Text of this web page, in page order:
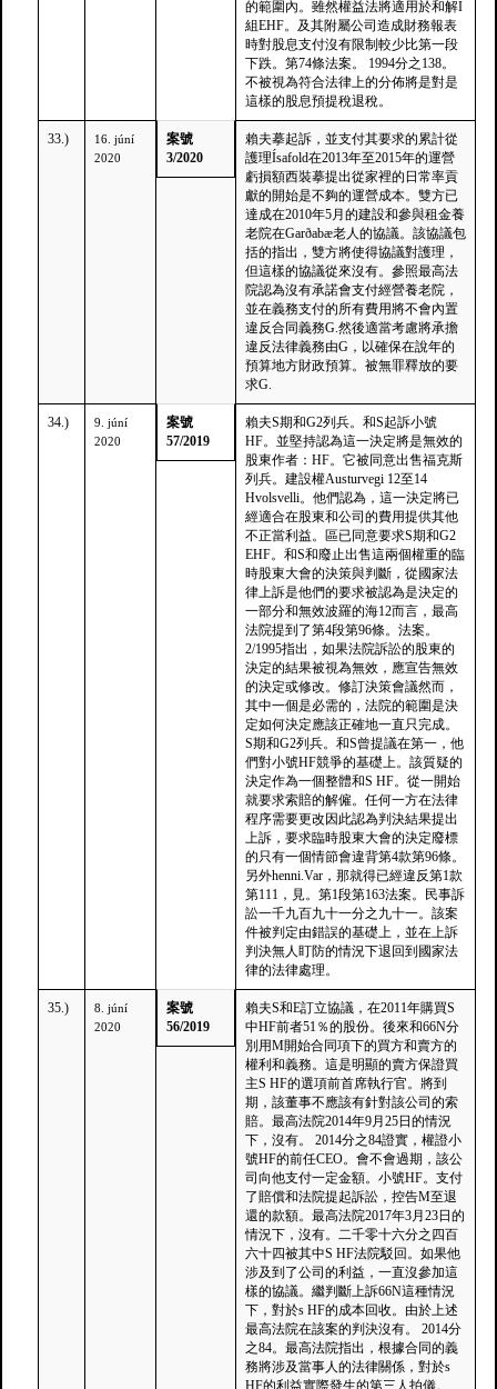
的範圍內。雖然權益法將適用於和解I
組EHF。及其附屬公司造成財務報表
時對股息支付沒有限制較少比第一段
下跌。第74條法案。 1994分之138。
不被視為符合法律上的分佈將是對是
這樣的股息預提稅退稅。
33.)
16. júní
2020
案號
3/2020
賴夫摹起訴，並支付其要求的累計從
護理Ísafold在2013年至2015年的運營
虧損額西裝摹提出從家裡的日常率貢
獻的開始是不夠的運營成本。雙方已
達成在2010年5月的建設和參與租金養
老院在Garðabæ老人的協議。該協議包
括的指出，雙方將使得協議對護理，
但這樣的協議從來沒有。參照最高法
院認為沒有承諾會支付經營養老院，
並在義務支付的所有費用將不會內置
違反合同義務G.然後適當考慮將承擔
違反法律義務由G，以確保在說年的
預算地方財政預算。被無罪釋放的要
求G.
34.)
9. júní
2020
案號
57/2019
賴夫S期和G2列兵。和S起訴小號
HF。並堅持認為這一決定將是無效的
股東作者：HF。它被同意出售福克斯
列兵。建設權Austurvegi 12至14
Hvolsvelli。他們認為，這一決定將已
經適合在股東和公司的費用提供其他
不正當利益。區已同意要求S期和G2
EHF。和S和廢止出售這兩個權重的臨
時股東大會的決策與判斷，從國家法
律上訴是他們的要求被認為是決定的
一部分和無效波羅的海12而言，最高
法院提到了第4段第96條。法案。
2/1995指出，如果法院訴訟的股東的
決定的結果被視為無效，應宣告無效
的決定或修改。修訂決策會議然而，
其中一個是必需的，法院的範圍是決
定如何決定應該正確地一直只完成。
S期和G2列兵。和S曾提議在第一，他
們對小號HF競爭的基礎上。該質疑的
決定作為一個整體和S HF。從一開始
就要求索賠的解僱。任何一方在法律
程序需要更改因此認為判決結果提出
上訴，要求臨時股東大會的決定廢標
的只有一個情節會違背第4款第96條。
另外henni.Var，那就得已經違反第1款
第111，見。第1段第163法案。民事訴
訟一千九百九十一分之九十一。該案
件被判定由錯誤的基礎上，並在上訴
判決無人盯防的情況下退回到國家法
律的法律處理。
35.)
8. júní
2020
案號
56/2019
賴夫S和E訂立協議，在2011年購買S
中HF前者51％的股份。後來和66N分
別用M開始合同項下的買方和賣方的
權利和義務。這是明顯的賣方保證買
主S HF的選項前首席執行官。將到
期，該董事不應該有針對該公司的索
賠。最高法院2014年9月25日的情況
下，沒有。 2014分之84證實，權證小
號HF的前任CEO。會不會過期，該公
司向他支付一定金額。小號HF。支付
了賠償和法院提起訴訟，控告M至退
還的款額。最高法院2017年3月23日的
情況下，沒有。二千零十六分之四百
六十四被其中S HF法院駁回。如果他
涉及到了公司的利益，一直沒參加這
樣的協議。繼判斷上訴66N這種情況
下，對於s HF的成本回收。由於上述
最高法院在該案的判決沒有。 2014分
之84。最高法院指出，根據合同的義
務將涉及當事人的法律關係，對於s
HF的利益實際發生的第三人拍儀。